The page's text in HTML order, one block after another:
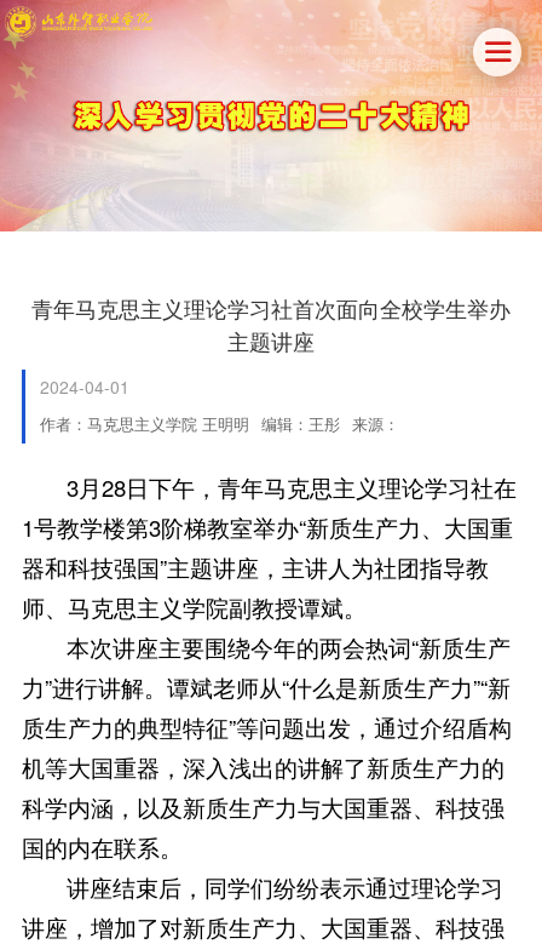

青年马克思主义理论学习社首次面向全校学生举办
主题讲座
2024-04-01
作者：马克思主义学院 王明明 编辑：王彤 来源：
3月28日下午，青年马克思主义理论学习社在
1号教学楼第3阶梯教室举办“新质生产力、大国重
器和科技强国”主题讲座，主讲人为社团指导教
师、马克思主义学院副教授谭斌。
本次讲座主要围绕今年的两会热词“新质生产
力”进行讲解。谭斌老师从“什么是新质生产力”“新
质生产力的典型特征”等问题出发，通过介绍盾构
机等大国重器，深入浅出的讲解了新质生产力的
科学内涵，以及新质生产力与大国重器、科技强
国的内在联系。
讲座结束后，同学们纷纷表示通过理论学习
讲座，增加了对新质生产力、大国重器、科技强